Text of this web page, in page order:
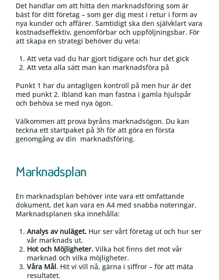
Det handlar om att hitta den marknadsföring som är
bäst för ditt företag – som ger dig mest i retur i form av
nya kunder och affärer. Samtidigt ska den självklart vara
kostnadseffektiv, genomförbar och uppföljningsbar. För
att skapa en strategi behöver du veta:
Att veta vad du har gjort tidigare och hur det gick
Att veta alla sätt man kan marknadsföra på
Punkt 1 har du antagligen kontroll på men hur är det
med punkt 2. Ibland kan man fastna i gamla hjulspår
och behöva se med nya ögon.
Välkommen att prova byråns marknadsögon. Du kan
teckna ett startpaket på 3h för att göra en första
genomgång av din marknadsföring.
Marknadsplan
En marknadsplan behöver inte vara ett omfattande
dokument, det kan vara en A4 med snabba noteringar.
Marknadsplanen ska innehålla:
Analys av nuläget.Hur ser vårt företag ut och hur ser
vår marknads ut.
Hot och Möjligheter.Vilka hot finns det mot vår
marknad och vilka möjligheter.
Våra Mål. Hit vi vill nå, gärna i siffror – för att mäta
resultatet.